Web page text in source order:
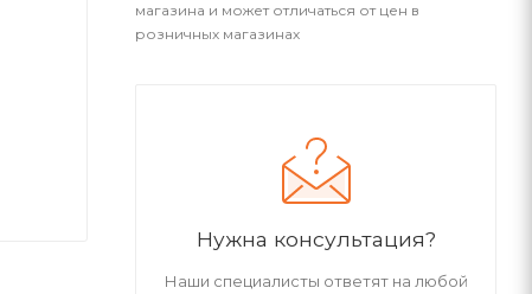
магазина и может отличаться от цен в
розничных магазинах
Нужна консультация?
Наши специалисты ответят на любой